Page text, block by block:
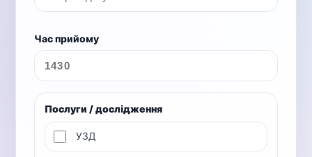
Час прийому
Послуги / дослідження
УЗД